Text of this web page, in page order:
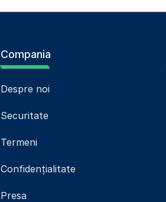
Compania
Despre noi
Securitate
Termeni
Confidențialitate
Presa